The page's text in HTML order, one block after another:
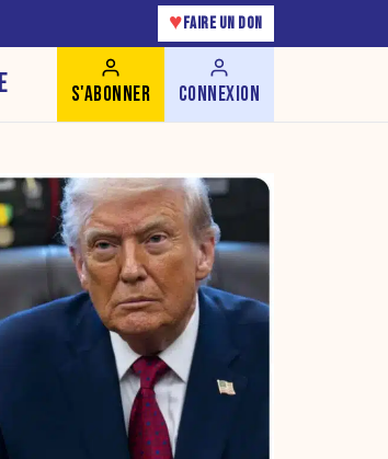
♥ FAIRE UN DON
S'ABONNER CONNEXION